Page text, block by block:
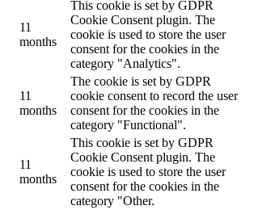
11
months
This cookie is set by GDPR
Cookie Consent plugin. The
cookie is used to store the user
consent for the cookies in the
category "Analytics".
11
months
The cookie is set by GDPR
cookie consent to record the user
consent for the cookies in the
category "Functional".
11
months
This cookie is set by GDPR
Cookie Consent plugin. The
cookie is used to store the user
consent for the cookies in the
category "Other.